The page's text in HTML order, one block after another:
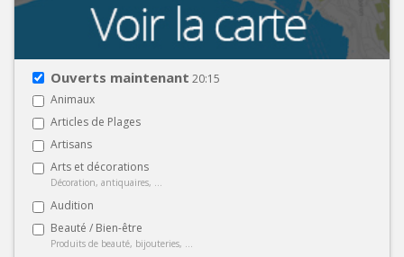
Ouverts maintenant 20:15
Animaux
Articles de Plages
Artisans
Arts et décorations
Décoration, antiquaires, ...
Audition
Beauté / Bien-être
Produits de beauté, bijouteries, ...